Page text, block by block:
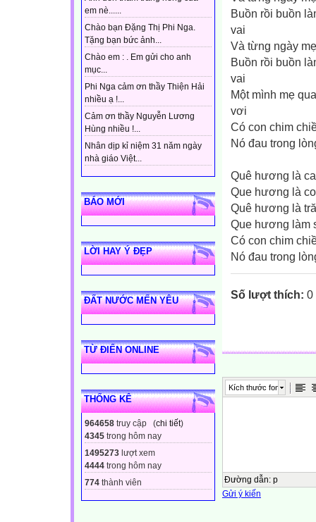
em nè......
Chào bạn Đặng Thị Phi Nga.
Tặng bạn bức ảnh...
Chào em : . Em gửi cho anh
mục...
Phi Nga cảm ơn thầy Thiện Hải
nhiều ạ !...
Cảm ơn thầy Nguyễn Lương
Hùng nhiều !...
Nhân dịp kỉ niệm 31 năm ngày
nhà giáo Việt...
BÁO MỚI
LỜI HAY Ý ĐẸP
ĐẤT NƯỚC MẾN YÊU
TỪ ĐIỂN ONLINE
THỐNG KÊ
964658 truy cập (chi tiết)
4345 trong hôm nay
1495273 lượt xem
4444 trong hôm nay
774 thành viên
Buồn rồi buồn
vai
Và từng ngày
Buồn rồi buồn
vai
Một mình mẹ
vơi
Có con chim
Nó đau trong
Quê hương là
Que hương là
Quê hương là
Que hương làm
Có con chim
Nó đau trong
Số lượt thích: 0
Kích thước font
Đường dẫn: p
Gửi ý kiến